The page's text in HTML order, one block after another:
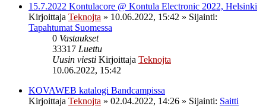
15.7.2022 Kontulacore @ Kontula Electronic 2022, Helsinki
Kirjoittaja Teknojta » 10.06.2022, 15:42 » Sijainti:
Tapahtumat Suomessa
0 Vastaukset
33317 Luettu
Uusin viesti Kirjoittaja Teknojta
10.06.2022, 15:42
KOVAWEB katalogi Bandcampissa
Kirjoittaja Teknojta » 02.04.2022, 14:26 » Sijainti: Saitti